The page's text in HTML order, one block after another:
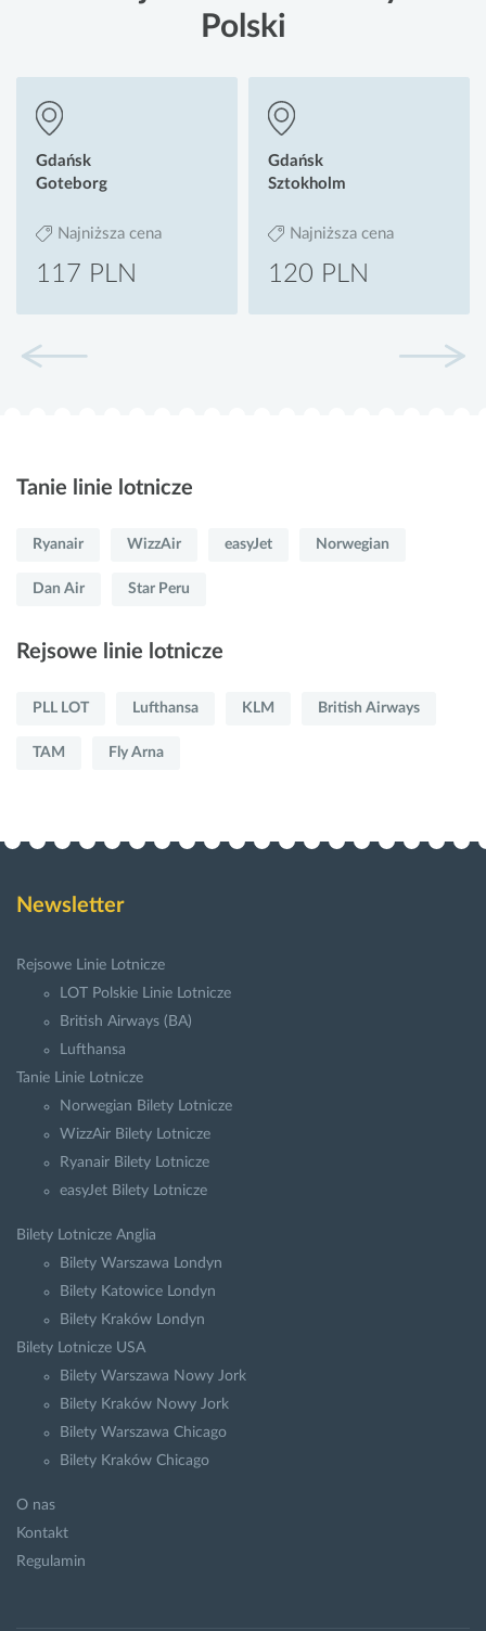
Polski
Gdańsk
Goteborg
Najniższa cena
117 PLN
Gdańsk
Sztokholm
Najniższa cena
120 PLN
Tanie linie lotnicze
Ryanair WizzAir easyJet Norwegian
Dan Air Star Peru
Rejsowe linie lotnicze
PLL LOT Lufthansa KLM British Airways
TAM Fly Arna
Newsletter
Rejsowe Linie Lotnicze
LOT Polskie Linie Lotnicze
British Airways (BA)
Lufthansa
Tanie Linie Lotnicze
Norwegian Bilety Lotnicze
WizzAir Bilety Lotnicze
Ryanair Bilety Lotnicze
easyJet Bilety Lotnicze
Bilety Lotnicze Anglia
Bilety Warszawa Londyn
Bilety Katowice Londyn
Bilety Kraków Londyn
Bilety Lotnicze USA
Bilety Warszawa Nowy Jork
Bilety Kraków Nowy Jork
Bilety Warszawa Chicago
Bilety Kraków Chicago
O nas
Kontakt
Regulamin